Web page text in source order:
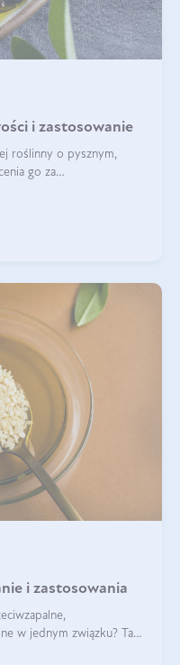
i zastosowanie
roślinny o pysznym,
go za
i zastosowania
w jednym związku? Tak